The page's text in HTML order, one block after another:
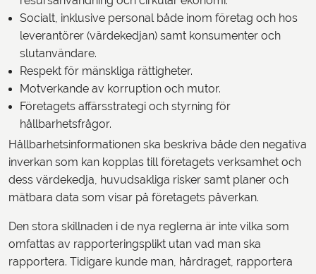
Socialt, inklusive personal både inom företag och hos
leverantörer (värdekedjan) samt konsumenter och
slutanvändare.
Respekt för mänskliga rättigheter.
Motverkande av korruption och mutor.
Företagets affärsstrategi och styrning för
hållbarhetsfrågor.
Hållbarhetsinformationen ska beskriva både den negativa
inverkan som kan kopplas till företagets verksamhet och
dess värdekedja, huvudsakliga risker samt planer och
mätbara data som visar på företagets påverkan.
Den stora skillnaden i de nya reglerna är inte vilka som
omfattas av rapporteringsplikt utan vad man ska
rapportera. Tidigare kunde man, hårdraget, rapportera